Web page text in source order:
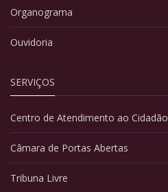
Organograma
Ouvidoria
SERVIÇOS
Centro de Atendimento ao Cidadão
Câmara de Portas Abertas
Tribuna Livre